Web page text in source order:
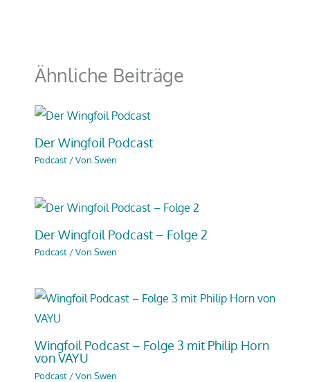
Ähnliche Beiträge
Der Wingfoil Podcast
Podcast/ Von Swen
Der Wingfoil Podcast – Folge 2
Podcast/ Von Swen
Wingfoil Podcast – Folge 3 mit Philip Horn
von VAYU
Podcast/ Von Swen